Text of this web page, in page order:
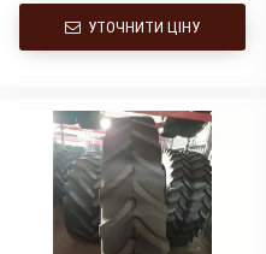
УТОЧНИТИ ЦІНУ